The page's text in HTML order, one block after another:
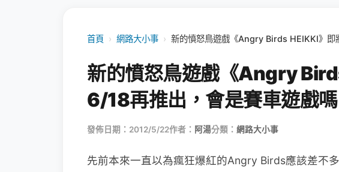
首頁 › 網路大小事 › 新的憤怒鳥遊戲《Angry Birds HEIKKI》即
新的憤怒鳥遊戲《Angry
6/18再推出，會是賽車遊戲嗎
發佈日期：2012/5/22作者： 阿湯分類： 網路大小事
先前本來一直以為瘋狂爆紅的Angry Birds應該差不